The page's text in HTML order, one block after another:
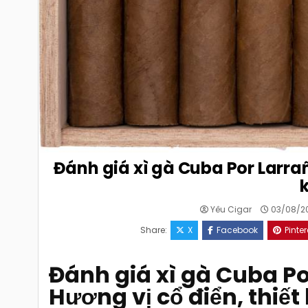
Đánh giá xì gà Cuba Por
Yêu Cigar 03/08/
Share:
X Facebook
Đánh giá xì gà Cuba
Hương vị cổ điển, thiết